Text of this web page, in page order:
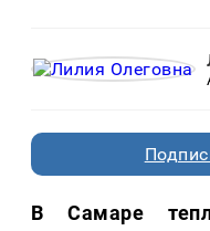
В Самаре